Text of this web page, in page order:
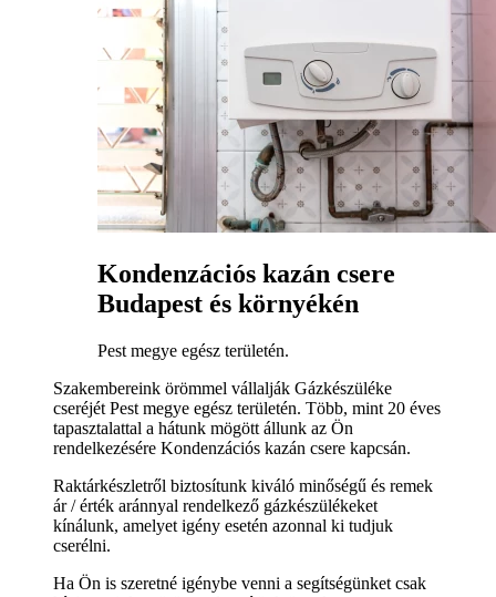
Kondenzációs kazán csere
Budapest és környékén
Pest megye egész területén.
Szakembereink örömmel vállalják Gázkészüléke
cseréjét Pest megye egész területén. Több, mint 20 éves
tapasztalattal a hátunk mögött állunk az Ön
rendelkezésére Kondenzációs kazán csere kapcsán.
Raktárkészletről biztosítunk kiváló minőségű és remek
ár / érték aránnyal rendelkező gázkészülékeket
kínálunk, amelyet igény esetén azonnal ki tudjuk
cserélni.
Ha Ön is szeretné igénybe venni a segítségünket csak